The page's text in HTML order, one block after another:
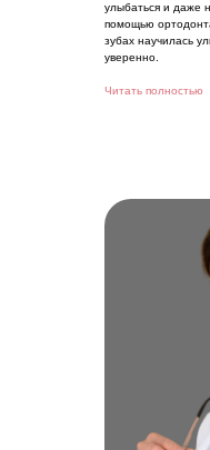
улыбаться и даже
помощью
зубах научилась
уверенно.
Читать полностью